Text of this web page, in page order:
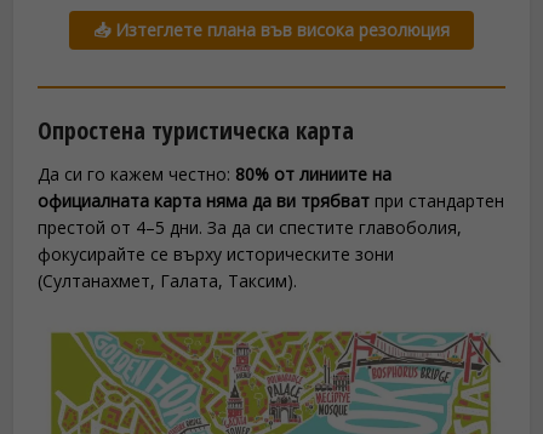
📥 Изтеглете плана във висока резолюция
Опростена туристическа карта
Да си го кажем честно: 80% от линиите на
официалната карта няма да ви трябват при стандартен
престой от 4–5 дни. За да си спестите главоболия,
фокусирайте се върху историческите зони
(Султанахмет, Галата, Таксим).